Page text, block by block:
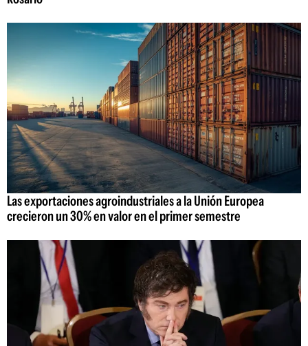
Las exportaciones agroindustriales a la Unión Europea
crecieron un 30% en valor en el primer semestre